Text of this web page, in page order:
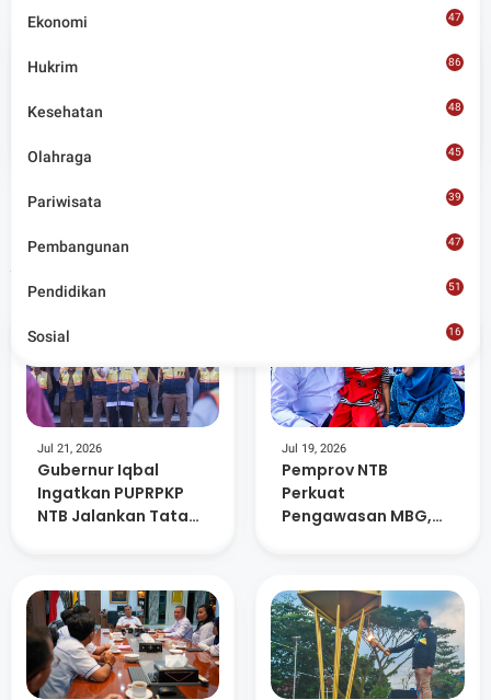
Artikel Terkait
Jul 21, 2026
Gubernur Iqbal
Ingatkan PUPRPKP
NTB Jalankan Tata
Jul 19, 2026
Pemprov NTB
Perkuat
Pengawasan MBG,
Ekonomi 47
Hukrim 86
Kesehatan 48
Olahraga 45
Pariwisata 39
Pembangunan 47
Pendidikan 51
Sosial
16